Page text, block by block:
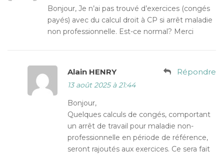
Bonjour, Je n’ai pas trouvé d’exercices (congés
payés) avec du calcul droit à CP si arrêt maladie
non professionnelle. Est-ce normal? Merci
Alain HENRY
13 août 2025 à 21:44
Répondre
Bonjour,
Quelques calculs de congés, comportant
un arrêt de travail pour maladie non-
professionnelle en période de référence,
seront rajoutés aux exercices. Ce sera fait